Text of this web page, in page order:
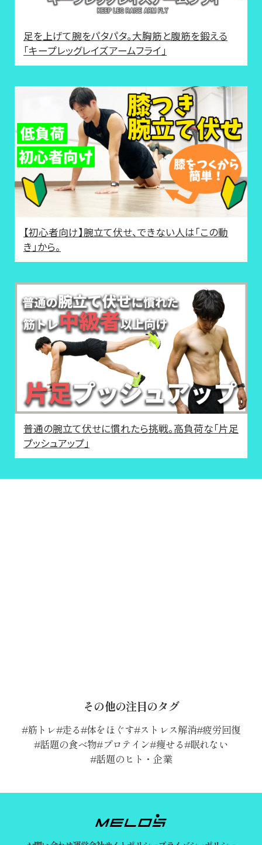
足を上げて腕をパタパタ。大胸筋と腹筋を鍛える
「キープレッグレイズアームフライ」
【初心者向け】腕立て伏せ、できない人は「この動
き」から。
普通の腕立て伏せに慣れたら挑戦。高負荷な「片足
プッシュアップ」
その他の注目のタグ
筋トレ 走る 体をほぐす ストレス解消 疲労回復
話題の食べ物 プロテイン 痩せる 眠れない
話題のヒト・企業